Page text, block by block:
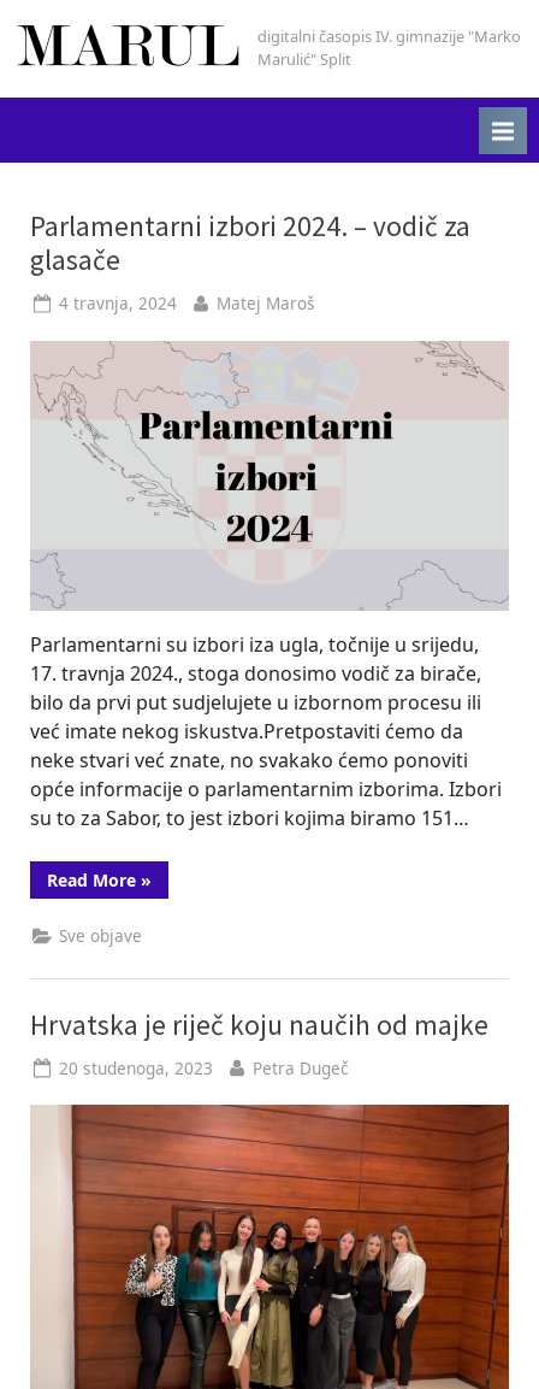
content
Marul
digitalni časopis IV. gimnazije "Marko
Marulić" Split
Oznaka:
hrvatska
Parlamentarni izbori 2024. – vodič za
glasače
Posted
4 travnja, 2024 By
Matej Maroš
Parlamentarni su izbori iza ugla, točnije u srijedu,
17. travnja 2024., stoga donosimo vodič za birače,
bilo da prvi put sudjelujete u izbornom procesu ili
već imate nekog iskustva.Pretpostaviti ćemo da
neke stvari već znate, no svakako ćemo ponoviti
opće informacije o parlamentarnim izborima. Izbori
su to za Sabor, to jest izbori kojima biramo 151…
Read More“Parlamentarni
izbori
–
vodič
glasače”
»
Sve objave
Hrvatska je riječ koju naučih od majke
Posted
20 studenoga, 2023 By
Petra Dugeč